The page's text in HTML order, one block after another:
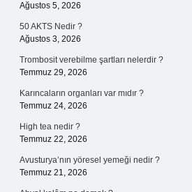
Ağustos 5, 2026
50 AKTS Nedir ?
Ağustos 3, 2026
Trombosit verebilme şartları nelerdir ?
Temmuz 29, 2026
Karıncaların organları var mıdır ?
Temmuz 24, 2026
High tea nedir ?
Temmuz 22, 2026
Avusturya’nın yöresel yemeği nedir ?
Temmuz 21, 2026